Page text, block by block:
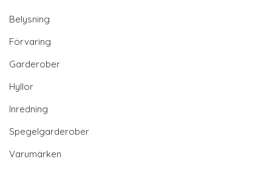
Belysning
Förvaring
Garderober
Hyllor
Inredning
Spegelgarderober
Varumärken